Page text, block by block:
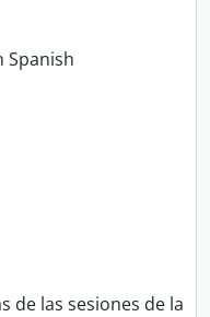
Spanish
de las sesiones de la